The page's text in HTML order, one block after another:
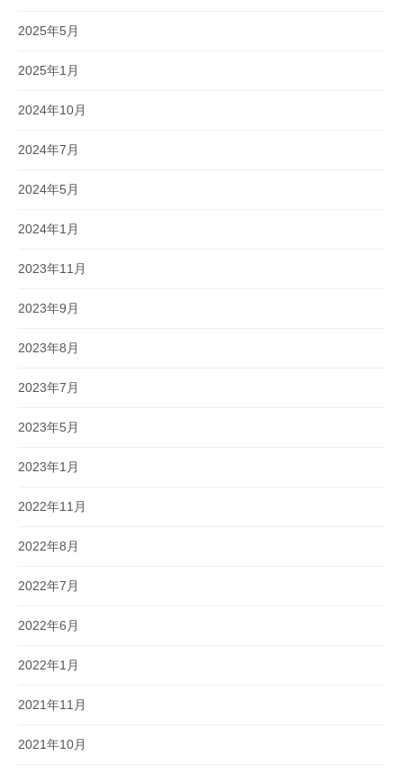
2025年5月
2025年1月
2024年10月
2024年7月
2024年5月
2024年1月
2023年11月
2023年9月
2023年8月
2023年7月
2023年5月
2023年1月
2022年11月
2022年8月
2022年7月
2022年6月
2022年1月
2021年11月
2021年10月